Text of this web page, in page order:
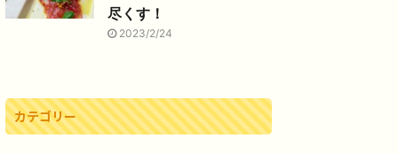
尽くす！
2023/2/24
カテゴリー